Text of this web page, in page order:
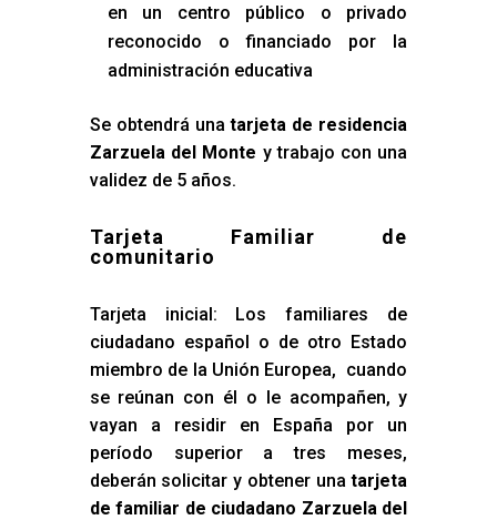
en un centro público o privado
reconocido o financiado por la
administración educativa
Se obtendrá unatarjeta de residencia
Zarzuela del Monte y trabajo con una
validez de 5 años.
Tarjeta Familiar de
comunitario
Tarjeta inicial: Los familiares de
ciudadano español o de otro Estado
miembro de la Unión Europea, cuando
se reúnan con él o le acompañen, y
vayan a residir en España por un
período superior a tres meses,
deberán solicitar y obtener unatarjeta
de familiar de ciudadano Zarzuela del